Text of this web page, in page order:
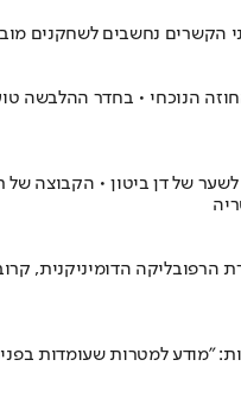
הקשרים נחשבים לשחקנים
הנוכחי • בחדר ההלבשה
מהניצחון בגביע מול בית"ר ירושלים ב-
הדומיניקנית,